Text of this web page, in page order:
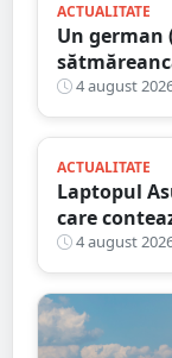
ACTUALITATE
Un german
4 august
ACTUALITATE
Laptopul
care
mai mari
4 august